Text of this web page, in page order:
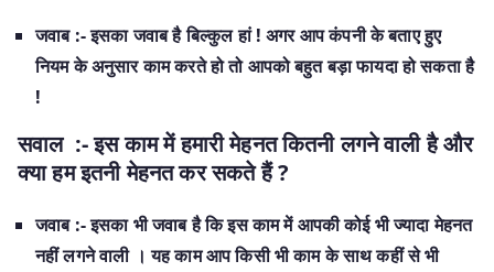
जवाब :- इसका जवाब है बिल्कुल हां ! अगर आप कंपनी के बताए हुए
नियम के अनुसार काम करते हो तो आपको बहुत बड़ा फायदा हो सकता है
!
सवाल :- इस काम में हमारी मेहनत कितनी लगने वाली है और
क्या हम इतनी मेहनत कर सकते हैं ?
जवाब :- इसका भी जवाब है कि इस काम में आपकी कोई भी ज्यादा मेहनत
नहीं लगने वाली । यह काम आप किसी भी काम के साथ कहीं से भी